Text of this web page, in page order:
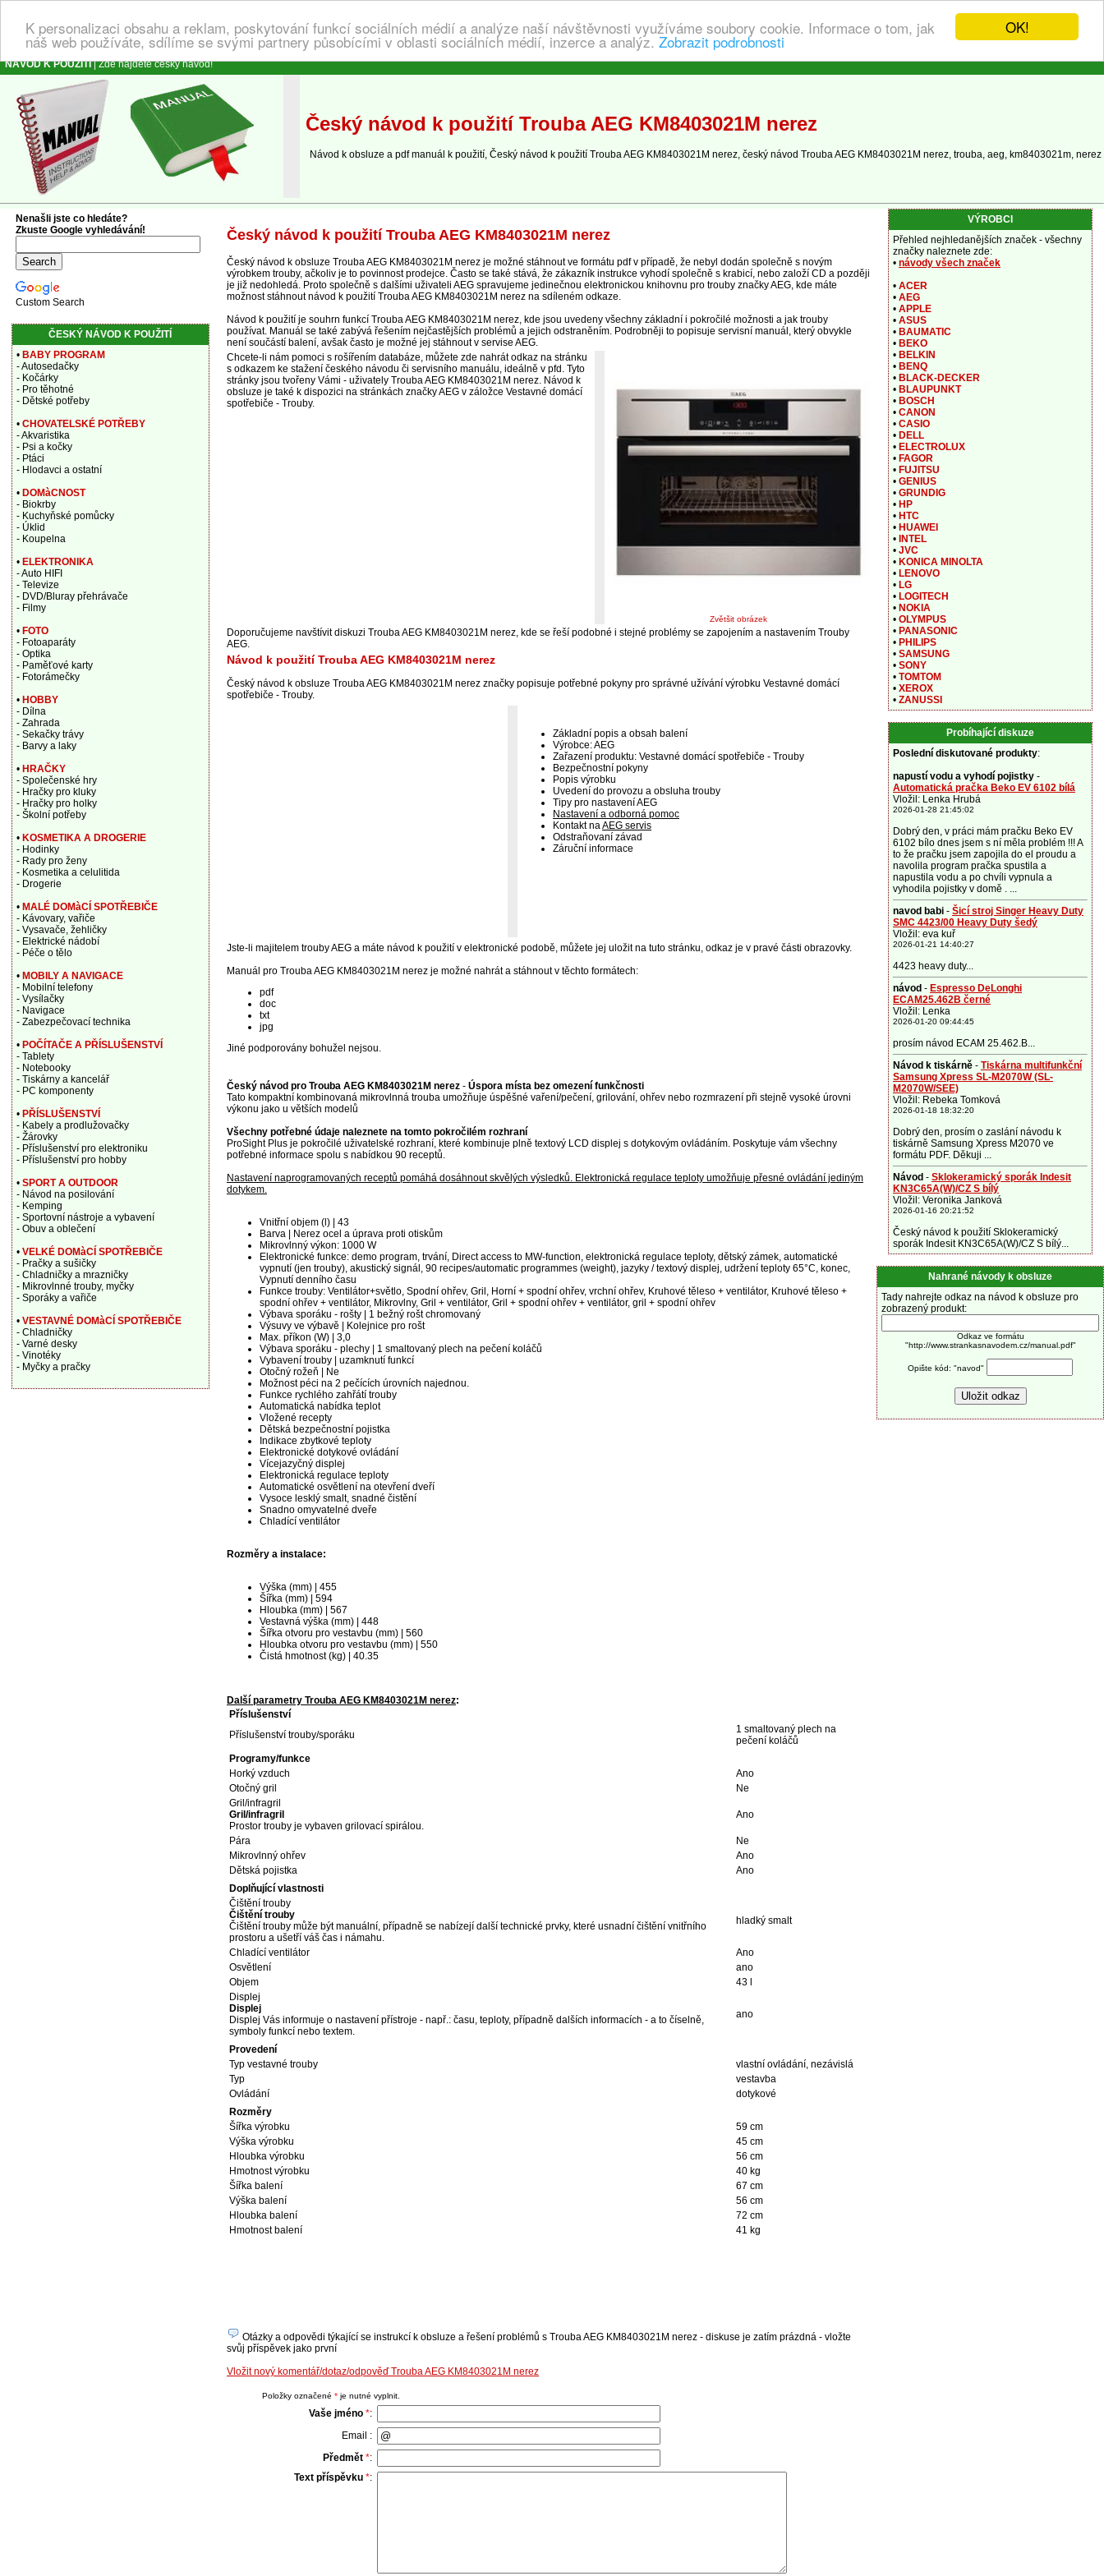
OK!
K personalizaci obsahu a reklam, poskytování funkcí sociálních médií a analýze naší návštěvnosti využíváme soubory cookie. Informace o tom, jak
náš web používáte, sdílíme se svými partnery působícími v oblasti sociálních médií, inzerce a analýz. Zobrazit podrobnosti
NÁVOD K POUŽITÍ| Zde najdete český návod!
Český návod k použití Trouba AEG KM8403021M nerez
Návod k obsluze a pdf manuál k použití, Český návod k použití Trouba AEG KM8403021M nerez, český návod Trouba AEG KM8403021M nerez, trouba, aeg, km8403021m, nerez
Český návod k použití Trouba AEG KM8403021M nerez
Český návod k obsluze Trouba AEG KM8403021M nerez je možné stáhnout ve formátu pdf v případě, že nebyl dodán společně s novým
výrobkem trouby, ačkoliv je to povinnost prodejce. Často se také stává, že zákazník instrukce vyhodí společně s krabicí, nebo založí CD a později
je již nedohledá. Proto společně s dalšími uživateli AEG spravujeme jedinečnou elektronickou knihovnu pro trouby značky AEG, kde máte
možnost stáhnout návod k použití Trouba AEG KM8403021M nerez na sdíleném odkaze.
Návod k použití je souhrn funkcí Trouba AEG KM8403021M nerez, kde jsou uvedeny všechny základní i pokročilé možnosti a jak trouby
používat. Manuál se také zabývá řešením nejčastějších problémů a jejich odstraněním. Podrobněji to popisuje servisní manuál, který obvykle
není součástí balení, avšak často je možné jej stáhnout v servise AEG.
Chcete-li nám pomoci s rošířením databáze, můžete zde nahrát odkaz na stránku
s odkazem ke stažení českého návodu či servisního manuálu, ideálně v pfd. Tyto
stránky jsou tvořeny Vámi - uživately Trouba AEG KM8403021M nerez. Návod k
obsluze je také k dispozici na stránkách značky AEG v záložce Vestavné domácí
spotřebiče - Trouby.
Zvětšit obrázek
Doporučujeme navštívit diskuzi Trouba AEG KM8403021M nerez, kde se řeší podobné i stejné problémy se zapojením a nastavením Trouby
AEG.
Návod k použití Trouba AEG KM8403021M nerez
Český návod k obsluze Trouba AEG KM8403021M nerez značky popisuje potřebné pokyny pro správné užívání výrobku Vestavné domácí
spotřebiče - Trouby.
Základní popis a obsah balení
Výrobce: AEG
Zařazení produktu: Vestavné domácí spotřebiče - Trouby
Bezpečnostní pokyny
Popis výrobku
Uvedení do provozu a obsluha trouby
Tipy pro nastavení AEG
Nastavení a odborná pomoc
Kontakt naAEG servis
Odstraňovaní závad
Záruční informace
Jste-li majitelem trouby AEG a máte návod k použití v elektronické podobě, můžete jej uložit na tuto stránku, odkaz je v pravé části obrazovky.
Manuál pro Trouba AEG KM8403021M nerez je možné nahrát a stáhnout v těchto formátech:
pdf
doc
txt
jpg
Jiné podporovány bohužel nejsou.
Český návod pro Trouba AEG KM8403021M nerez - Úspora místa bez omezení funkčnosti
Tato kompaktní kombinovaná mikrovlnná trouba umožňuje úspěšné vaření/pečení, grilování, ohřev nebo rozmrazení při stejně vysoké úrovni
výkonu jako u větších modelů
Všechny potřebné údaje naleznete na tomto pokročilém rozhraní
ProSight Plus je pokročilé uživatelské rozhraní, které kombinuje plně textový LCD displej s dotykovým ovládáním. Poskytuje vám všechny
potřebné informace spolu s nabídkou 90 receptů.
Nastavení naprogramovaných receptů pomáhá dosáhnout skvělých výsledků. Elektronická regulace teploty umožňuje přesné ovládání jediným
dotykem.
Vnitřní objem (l) | 43
Barva | Nerez ocel a úprava proti otiskům
Mikrovlnný výkon: 1000 W
Elektronické funkce: demo program, trvání, Direct access to MW-function, elektronická regulace teploty, dětský zámek, automatické
vypnutí (jen trouby), akustický signál, 90 recipes/automatic programmes (weight), jazyky / textový displej, udržení teploty 65°C, konec,
Vypnutí denního času
Funkce trouby: Ventilátor+světlo, Spodní ohřev, Gril, Horní + spodní ohřev, vrchní ohřev, Kruhové těleso + ventilátor, Kruhové těleso +
spodní ohřev + ventilátor, Mikrovlny, Gril + ventilátor, Gril + spodní ohřev + ventilátor, gril + spodní ohřev
Výbava sporáku - rošty | 1 bežný rošt chromovaný
Výsuvy ve výbavě | Kolejnice pro rošt
Max. příkon (W) | 3,0
Výbava sporáku - plechy | 1 smaltovaný plech na pečení koláčů
Vybavení trouby | uzamknutí funkcí
Otočný rožeň | Ne
Možnost péci na 2 pečících úrovních najednou.
Funkce rychlého zahřátí trouby
Automatická nabídka teplot
Vložené recepty
Dětská bezpečnostní pojistka
Indikace zbytkové teploty
Elektronické dotykové ovládání
Vícejazyčný displej
Elektronická regulace teploty
Automatické osvětlení na otevření dveří
Vysoce lesklý smalt, snadné čistění
Snadno omyvatelné dveře
Chladící ventilátor
Rozměry a instalace:
Výška (mm) | 455
Šířka (mm) | 594
Hloubka (mm) | 567
Vestavná výška (mm) | 448
Šířka otvoru pro vestavbu (mm) | 560
Hloubka otvoru pro vestavbu (mm) | 550
Čistá hmotnost (kg) | 40.35
Další parametry Trouba AEG KM8403021M nerez:
Příslušenství
Příslušenství trouby/sporáku
1 smaltovaný plech na
pečení koláčů
Programy/funkce
Horký vzduch
Ano
Otočný gril
Ne
Gril/infragril
Gril/infragril
Prostor trouby je vybaven grilovací spirálou.
Ano
Pára
Ne
Mikrovlnný ohřev
Ano
Dětská pojistka
Ano
Doplňující vlastnosti
Čištění trouby
Čištění trouby
Čištění trouby může být manuální, případně se nabízejí další technické prvky, které usnadní čištění vnitřního
prostoru a ušetří váš čas i námahu.
hladký smalt
Chladící ventilátor
Ano
Osvětlení
ano
Objem
43 l
Displej
Displej
Displej Vás informuje o nastavení přístroje - např.: času, teploty, případně dalších informacích - a to číselně,
symboly funkcí nebo textem.
ano
Provedení
Typ vestavné trouby
vlastní ovládání, nezávislá
Typ
vestavba
Ovládání
dotykové
Rozměry
Šířka výrobku
59 cm
Výška výrobku
45 cm
Hloubka výrobku
56 cm
Hmotnost výrobku
40 kg
Šířka balení
67 cm
Výška balení
56 cm
Hloubka balení
72 cm
Hmotnost balení
41 kg
Otázky a odpovědi týkající se instrukcí k obsluze a řešení problémů s Trouba AEG KM8403021M nerez - diskuse je zatím prázdná - vložte
svůj příspěvek jako první
Vložit nový komentář/dotaz/odpověď Trouba AEG KM8403021M nerez
Položky označené *je nutné vyplnit.
Vaše jméno *:
Email :
Předmět *:
Text příspěvku *:
Nenašli jste co hledáte?
Zkuste Google vyhledávání!
Custom Search
ČESKÝ NÁVOD K POUŽITÍ
• BABY PROGRAM
- Autosedačky
- Kočárky
- Pro těhotné
- Dětské potřeby
• CHOVATELSKÉ POTŘEBY
- Akvaristika
- Psi a kočky
- Ptáci
- Hlodavci a ostatní
• DOMàCNOST
- Biokrby
- Kuchyňské pomůcky
- Úklid
- Koupelna
• ELEKTRONIKA
- Auto HIFI
- Televize
- DVD/Bluray přehrávače
- Filmy
• FOTO
- Fotoaparáty
- Optika
- Paměťové karty
- Fotorámečky
• HOBBY
- Dílna
- Zahrada
- Sekačky trávy
- Barvy a laky
• HRAČKY
- Společenské hry
- Hračky pro kluky
- Hračky pro holky
- Školní potřeby
• KOSMETIKA A DROGERIE
- Hodinky
- Rady pro ženy
- Kosmetika a celulitida
- Drogerie
• MALÉ DOMàCÍ SPOTŘEBIČE
- Kávovary, vařiče
- Vysavače, žehličky
- Elektrické nádobí
- Péče o tělo
• MOBILY A NAVIGACE
- Mobilní telefony
- Vysílačky
- Navigace
- Zabezpečovací technika
• POČÍTAČE A PŘÍSLUŠENSTVÍ
- Tablety
- Notebooky
- Tiskárny a kancelář
- PC komponenty
• PŘÍSLUŠENSTVÍ
- Kabely a prodlužovačky
- Žárovky
- Příslušenství pro elektroniku
- Příslušenství pro hobby
• SPORT A OUTDOOR
- Návod na posilování
- Kemping
- Sportovní nástroje a vybavení
- Obuv a oblečení
• VELKÉ DOMàCÍ SPOTŘEBIČE
- Pračky a sušičky
- Chladničky a mrazničky
- Mikrovlnné trouby, myčky
- Sporáky a vařiče
• VESTAVNÉ DOMàCÍ SPOTŘEBIČE
- Chladničky
- Varné desky
- Vinotéky
- Myčky a pračky
VÝROBCI
Přehled nejhledanějších značek - všechny
značky naleznete zde:
• návody všech značek
• ACER
• AEG
• APPLE
• ASUS
• BAUMATIC
• BEKO
• BELKIN
• BENQ
• BLACK-DECKER
• BLAUPUNKT
• BOSCH
• CANON
• CASIO
• DELL
• ELECTROLUX
• FAGOR
• FUJITSU
• GENIUS
• GRUNDIG
• HP
• HTC
• HUAWEI
• INTEL
• JVC
• KONICA MINOLTA
• LENOVO
• LG
• LOGITECH
• NOKIA
• OLYMPUS
• PANASONIC
• PHILIPS
• SAMSUNG
• SONY
• TOMTOM
• XEROX
• ZANUSSI
Probíhající diskuze
Poslední diskutované produkty:
napustí vodu a vyhodí pojistky -
Automatická pračka Beko EV 6102 bílá
Vložil: Lenka Hrubá
2026-01-28 21:45:02
Dobrý den, v práci mám pračku Beko EV
6102 bílo dnes jsem s ní měla problém !!! A
to že pračku jsem zapojila do el proudu a
navolila program pračka spustila a
napustila vodu a po chvíli vypnula a
vyhodila pojistky v domě . ...
navod babi - Šicí stroj Singer Heavy Duty
SMC 4423/00 Heavy Duty šedý
Vložil: eva kuř
2026-01-21 14:40:27
4423 heavy duty...
návod - Espresso DeLonghi
ECAM25.462B černé
Vložil: Lenka
2026-01-20 09:44:45
prosím návod ECAM 25.462.B...
Návod k tiskárně - Tiskárna multifunkční
Samsung Xpress SL-M2070W (SL-
M2070W/SEE)
Vložil: Rebeka Tomková
2026-01-18 18:32:20
Dobrý den, prosím o zaslání návodu k
tiskárně Samsung Xpress M2070 ve
formátu PDF. Děkuji ...
Návod - Sklokeramický sporák Indesit
KN3C65A(W)/CZ S bílý
Vložil: Veronika Janková
2026-01-16 20:21:52
Český návod k použití Sklokeramický
sporák Indesit KN3C65A(W)/CZ S bílý...
Nahrané návody k obsluze
Tady nahrejte odkaz na návod k obsluze pro
zobrazený produkt:
Odkaz ve formátu
"http://www.strankasnavodem.cz/manual.pdf"
Opište kód: "navod"